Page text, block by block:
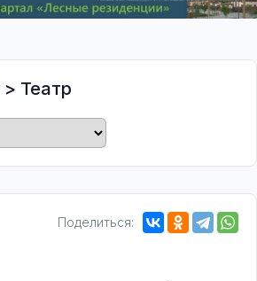
> Театр
Поделиться: